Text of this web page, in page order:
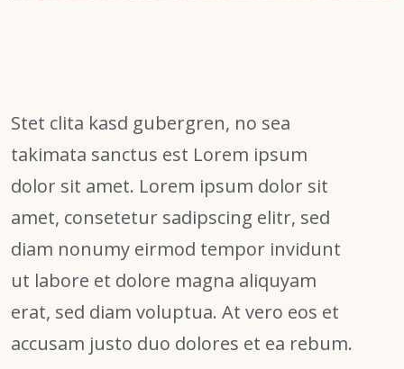
Stet clita kasd gubergren, no sea
takimata sanctus est Lorem ipsum
dolor sit amet. Lorem ipsum dolor sit
amet, consetetur sadipscing elitr, sed
diam nonumy eirmod tempor invidunt
ut labore et dolore magna aliquyam
erat, sed diam voluptua. At vero eos et
accusam justo duo dolores et ea rebum.